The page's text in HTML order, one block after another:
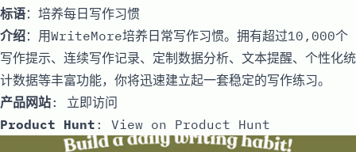
标语：培养每日写作习惯
介绍：用WriteMore培养日常写作习惯。拥有超过10,000个
写作提示、连续写作记录、定制数据分析、文本提醒、个性化统
计数据等丰富功能，你将迅速建立起一套稳定的写作练习。
产品网站: 立即访问
Product Hunt : View on Product Hunt